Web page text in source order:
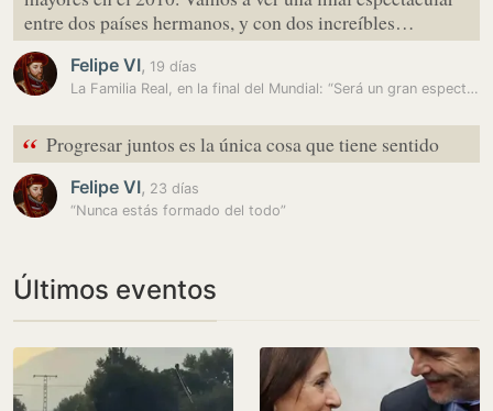
entre dos países hermanos, y con dos increíbles…
Felipe VI, 19 días
La Familia Real, en la final del Mundial: “Será un gran espectáculo,…
“ Progresar juntos es la única cosa que tiene sentido
Felipe VI, 23 días
“Nunca estás formado del todo”
Últimos eventos